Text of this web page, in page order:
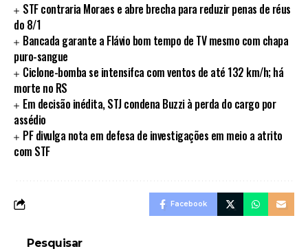
STF contraria Moraes e abre brecha para reduzir penas de réus
do 8/1
Bancada garante a Flávio bom tempo de TV mesmo com chapa
puro-sangue
Ciclone-bomba se intensifca com ventos de até 132 km/h; há
morte no RS
Em decisão inédita, STJ condena Buzzi à perda do cargo por
assédio
PF divulga nota em defesa de investigações em meio a atrito
com STF
Facebook
Pesquisar